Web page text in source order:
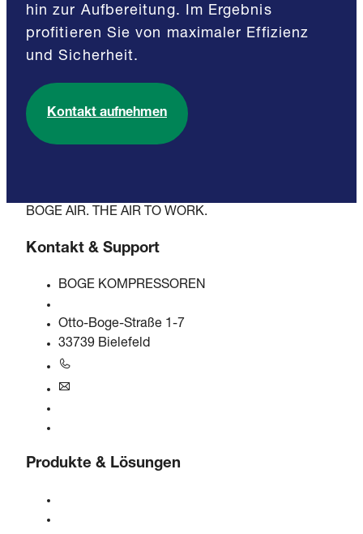
hin zur Aufbereitung. Im Ergebnis
profitieren Sie von maximaler Effizienz
und Sicherheit.
Kontakt aufnehmen
BOGE AIR. THE AIR TO WORK.
Kontakt & Support
BOGE KOMPRESSOREN
Otto-Boge-Straße 1-7
33739 Bielefeld
Produkte & Lösungen